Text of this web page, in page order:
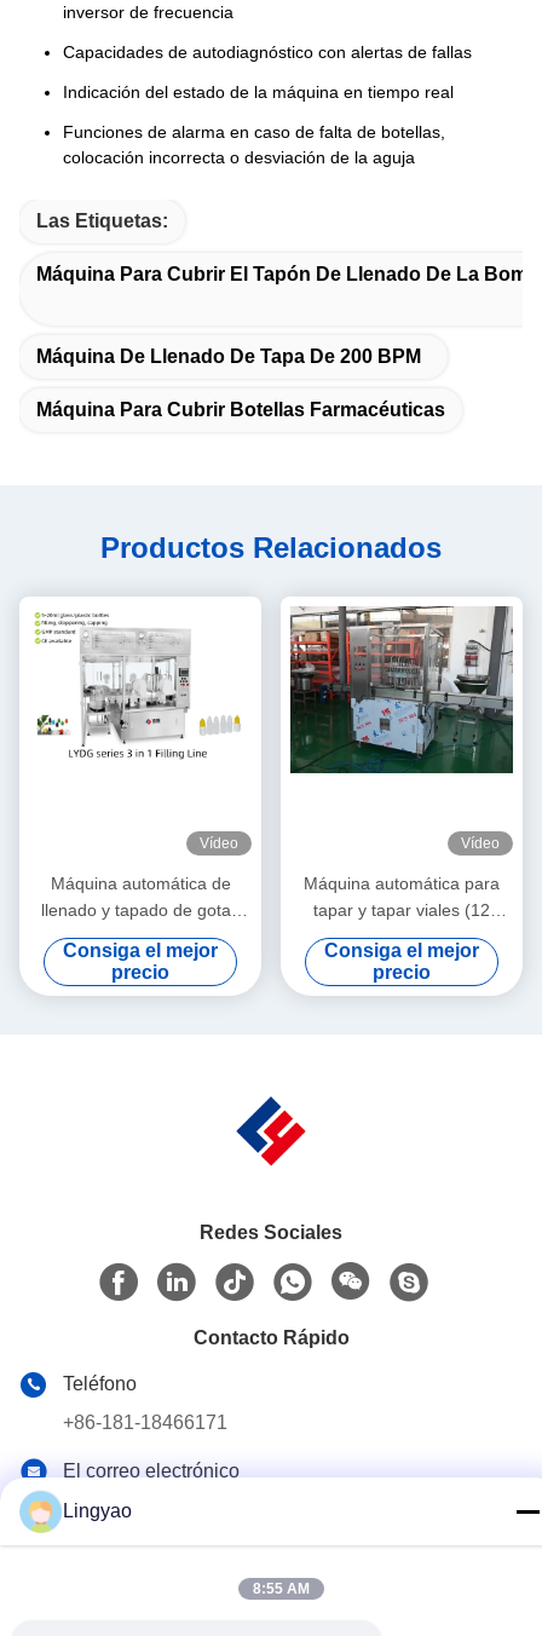
inversor de frecuencia
Capacidades de autodiagnóstico con alertas de fallas
Indicación del estado de la máquina en tiempo real
Funciones de alarma en caso de falta de botellas,
colocación incorrecta o desviación de la aguja
Las Etiquetas:
Máquina Para Cubrir El Tapón De Llenado De La
Máquina De Llenado De Tapa De 200 BPM
Máquina Para Cubrir Botellas Farmacéuticas
Productos Relacionados
Vídeo
Máquina automática de
llenado y tapado de gotas
oculares de alta velocidad
Automatización oftálmica de
contaminación cero con
Consiga el mejor
precio
Vídeo
Máquina automática para
tapar y tapar viales (12
cabezales)Integridad del
sello servoaccionado de alta
velocidad para soluciones
Consiga el mejor
precio
Redes Sociales
Contacto Rápido
Teléfono
+86-181-18466171
El correo electrónico
sale2@szlysb.com.cn
Dirección
No 115 de la carretera Zhujia, ciudad de Lujia,Kunshan,
Lingyao
8:55 AM